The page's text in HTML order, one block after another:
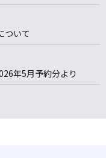
ついて
年5月予約分より